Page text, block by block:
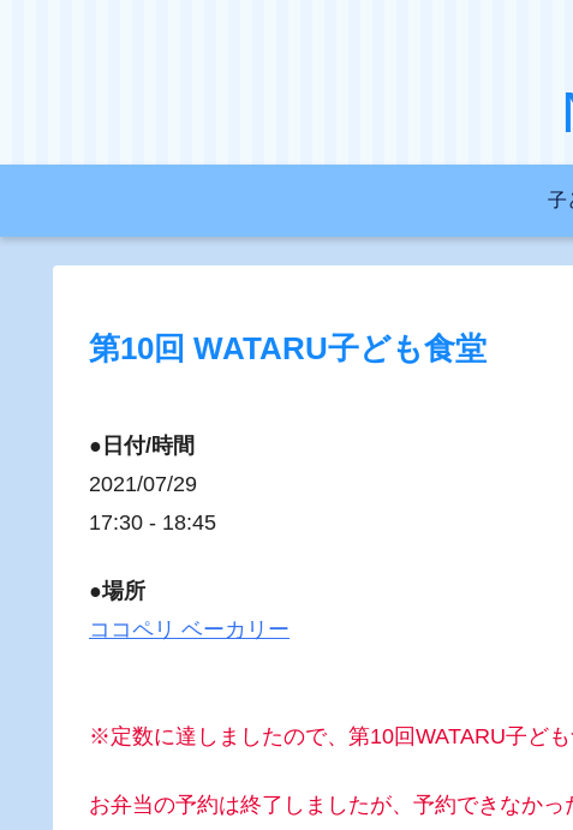
子
第10回 WATARU子ども食堂
●日付/時間
2021/07/29
17:30 - 18:45
●場所
ココペリ ベーカリー
※定数に達しましたので、第10回WATARU子ど
お弁当の予約は終了しましたが、予約できなかっ